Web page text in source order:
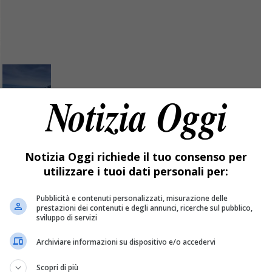
ecco che cosa ha fatto un valdostano
di persona.
Notizia Oggi richiede il tuo consenso per
utilizzare i tuoi dati personali per:
Pubblicità e contenuti personalizzati, misurazione delle
prestazioni dei contenuti e degli annunci, ricerche sul pubblico,
sviluppo di servizi
Archiviare informazioni su dispositivo e/o accedervi
Scopri di più